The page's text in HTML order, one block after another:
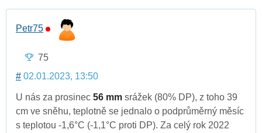
Petr75
75
# 02.01.2023, 13:50
U nás za prosinec 56 mm srážek (80% DP), z toho 39
cm ve sněhu, teplotně se jednalo o podprůměrný měsíc
s teplotou -1,6°C (-1,1°C proti DP). Za celý rok 2022